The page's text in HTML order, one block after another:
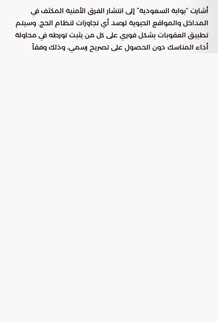
أشارت “بوابة السعودية” إلى انتشار الفرق الأمنية المكثف في
المداخل والمواقع الحيوية لرصد أي تجاوزات لنظام الحج. وسيتم
تطبيق العقوبات بشكل فوري على كل من يثبت تورطه في محاولة
أداء المناسك دون الحصول على تصريح رسمي، وذلك وفقاً